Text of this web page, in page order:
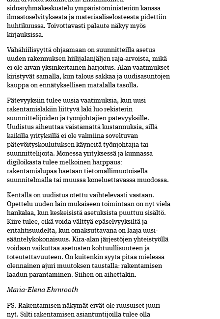
sidosryhmäkeskustelu ympäristö­ministeriön kanssa
ilmastoselvityksestä ja mate­riaaliselosteesta pidettiin
huhtikuussa.­ Toivottavasti palaute näkyy myös
kirjauksissa.
Vähähiilisyyttä ohjaamaan on suunnitteilla asetus
uuden rakennuksen hiilijalanjäljen raja-arvoista, mikä
ei ole aivan yksinkertainen harjoitus. Alan vaatimukset
kiristyvät samalla, kun talous sakkaa ja uudisasuntojen
kauppa on ennätyksellisen matalalla tasolla.
Pätevyyksiin tulee uusia vaatimuksia, kun uusi
rakentamislakiin liittyvä laki luo rekiste­rin
suunnittelijoiden ja työnjohtajien päte­vyyk­sille.
Uudistus aiheuttaa väistämättä kustannuksia, sillä
kaikilla yrityksillä ei ole valmiina soveltuvan
pätevöityskoulutuksen­ käyneitä työnjohtajia tai
suunnittelijoita. Monessa yrityksessä ja kunnassa
digiloikasta tulee melkoinen harppaus:
rakentamislupaa haetaan tietomallimuotoisella
suunnitelmalla tai muussa koneluettavassa muodossa.
Kentällä on uudistus otettu vaihtelevasti vastaan.
Opettelu uuden lain mukaiseen toimintaan on nyt vielä
hankalaa, kun keskeisistä asetuksista puuttuu sisältö.
Kiire tulee, eikä voida välttyä epäselvyyksiltä­ ja
eritahtisuudelta, kun omaksuttavana on laaja­ uusi­
sääntelykokonaisuus. Kira-alan järjestöjen yhteistyöllä
voidaan vaikuttaa asetusten kohtuullisuuteen ja
toteutettavuuteen. On kuitenkin syytä pitää mielessä
olennainen ajuri muutoksen taustalla: rakentamisen
laadun parantaminen. Siihen on aihettakin.
Maria-Elena Ehrnrooth
PS. Rakentamisen näkymät eivät ole ruusuiset juuri
nyt. Silti rakentamisen asiantuntijoilla tulee olla